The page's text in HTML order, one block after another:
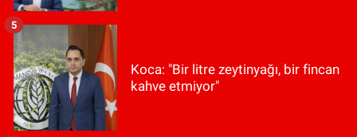
Koca: "Bir litre zeytinyağı, bir fincan
kahve etmiyor"
5